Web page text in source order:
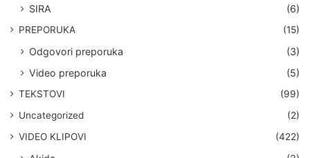
SIRA
(6)
PREPORUKA (15)
Odgovori preporuka
(3)
Video preporuka
(5)
TEKSTOVI
(99)
Uncategorized
(2)
VIDEO KLIPOVI
(422)